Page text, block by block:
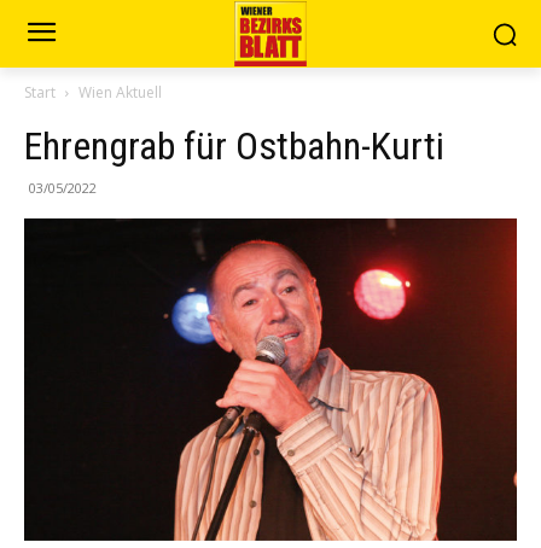
Start Wien Aktuell
Ehrengrab für Ostbahn-Kurti
03/05/2022